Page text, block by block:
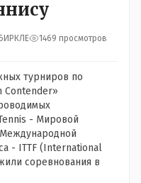
1469 просмотров
турниров по
Contender»
- Мировой
- ITTF (International
соревнования в